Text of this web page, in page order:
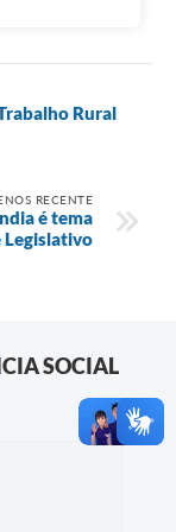
Rural
RECENTE
é tema
Legislativo
SOCIAL